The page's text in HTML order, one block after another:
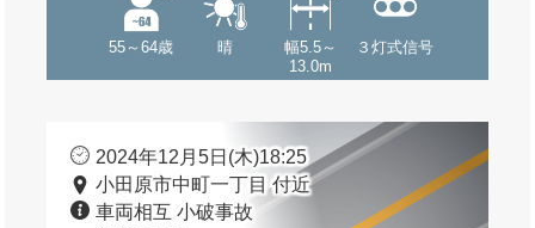
55～64歳 晴
幅5.5～
13.0m
３灯式信号
2024年12月5日(木)18:25
小田原市中町一丁目 付近
車両相互 小破事故